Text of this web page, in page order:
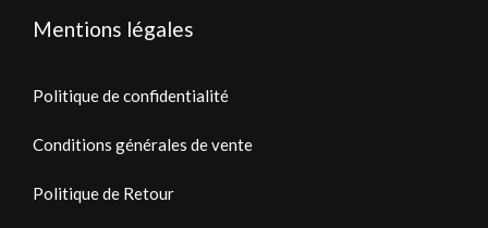
Mentions légales
Politique de confidentialité
Conditions générales de vente
Politique de Retour